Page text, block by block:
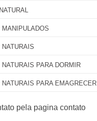
MANIPULADOS
NATURAIS PARA DORMIR
NATURAIS PARA EMAGRECER